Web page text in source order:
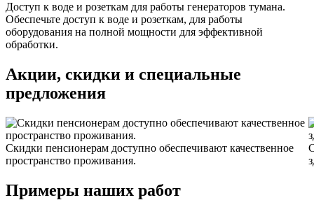
Доступ к воде и розеткам для работы генераторов тумана.
Обеспечьте доступ к воде и розеткам, для работы
оборудования на полной мощности для эффективной
обработки.
Акции, скидки и специальные
предложения
Скидки пенсионерам доступно обеспечивают качественное
пространство проживания.
Примеры наших работ